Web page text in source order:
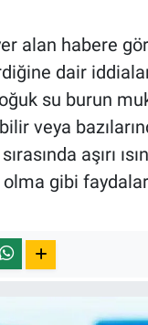
alan habere
dair
su burun
veya
aşırı
olma gibi